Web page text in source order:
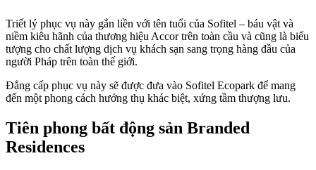
Triết lý phục vụ này gắn liền với tên tuổi của Sofitel – báu vật và
niềm kiêu hãnh của thương hiệu Accor trên toàn cầu và cũng là biểu
tượng cho chất lượng dịch vụ khách sạn sang trọng hàng đầu của
người Pháp trên toàn thế giới.
Đẳng cấp phục vụ này sẽ được đưa vào Sofitel Ecopark để mang
đến một phong cách hưởng thụ khác biệt, xứng tầm thượng lưu.
Tiên phong bất động sản Branded
Residences